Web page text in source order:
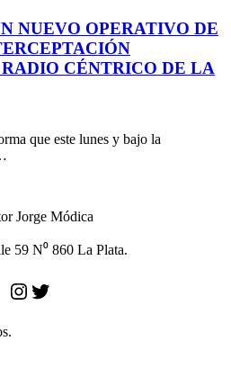
NUEVO OPERATIVO DE
CÉNTRICO DE LA
que este lunes y bajo la
Jorge Módica
59 N⁰ 860 La Plata.
Instagram
Twitter